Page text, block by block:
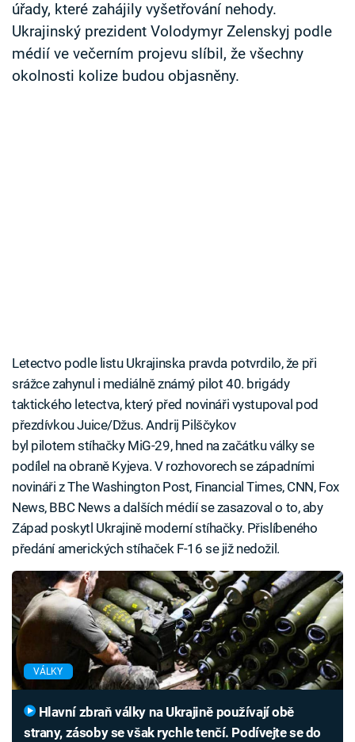
úřady, které zahájily vyšetřování nehody.
Ukrajinský prezident Volodymyr Zelenskyj podle
médií ve večerním projevu slíbil, že všechny
okolnosti kolize budou objasněny.
Letectvo podle listu Ukrajinska pravda potvrdilo, že při
srážce zahynul i mediálně známý pilot 40. brigády
taktického letectva, který před novináři vystupoval pod
přezdívkou Juice/Džus. Andrij Pilščykov
byl pilotem stíhačky MiG-29, hned na začátku války se
podílel na obraně Kyjeva. V rozhovorech se západními
novináři z The Washington Post, Financial Times, CNN, Fox
News, BBC News a dalších médií se zasazoval o to, aby
Západ poskytl Ukrajině moderní stíhačky. Přislíbeného
předání amerických stíhaček F-16 se již nedožil.
VÁLKY
strany, zásoby se však rychle tenčí. Podívejte se do